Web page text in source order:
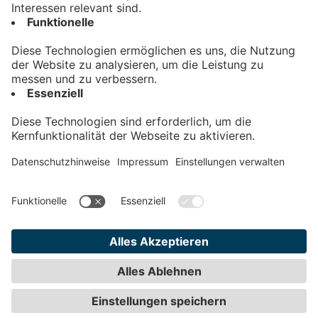
Kontakt
Impressum
Teilnahmebedingungen
Privatsphäre